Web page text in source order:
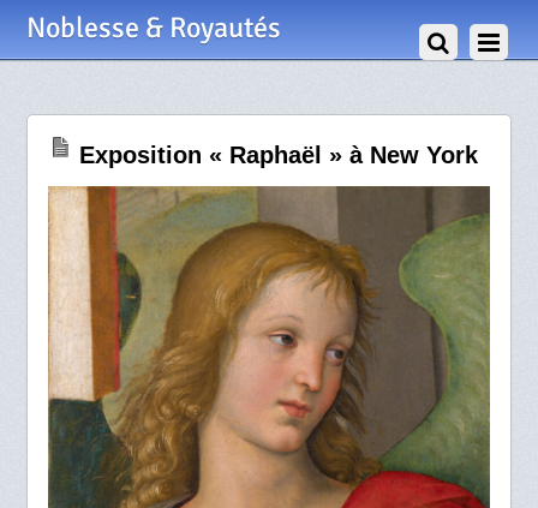
Noblesse & Royautés
Exposition « Raphaël » à New York